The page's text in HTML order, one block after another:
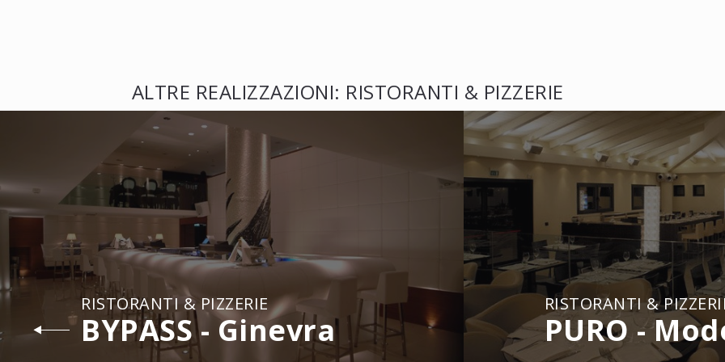
ALTRE REALIZZAZIONI: RISTORANTI & PIZZERIE
RISTORANTI & PIZZERIE
BYPASS - Ginevra
RISTORANTI &
PURO -